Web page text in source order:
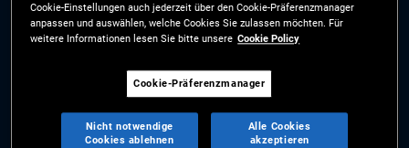
Cookie-Präferenzmanager
Die Informationen auf dieser Website sind ausschließlich für Schweizer
Staatsbürger bestimmt.
Alle Dokumente und Angaben im Bereich börsengehandelte Fonds dienen
ausschließlich zu Informationszwecken und dürfen nicht als
Cookie-Einstellungen auch jederzeit über den Cookie-Präferenzmanager
anpassen und auswählen, welche Cookies Sie zulassen möchten. Für
weitere Informationen lesen Sie bitte unsere Cookie Policy
Cookie-Präferenzmanager
Nicht notwendige
Cookies ablehnen
Alle Cookies
akzeptieren